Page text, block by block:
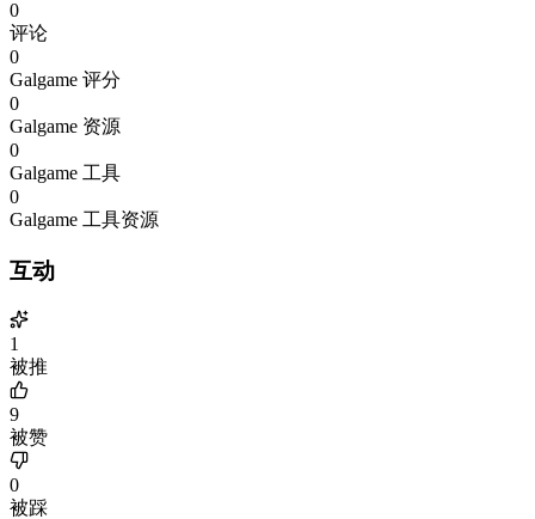
0
评论
0
Galgame 评分
0
Galgame 资源
0
Galgame 工具
0
Galgame 工具资源
互动
1
被推
9
被赞
0
被踩